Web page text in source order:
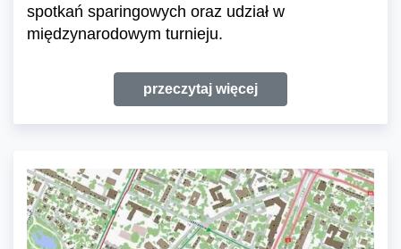
spotkań sparingowych oraz udział w
międzynarodowym turnieju.
przeczytaj więcej